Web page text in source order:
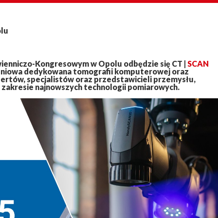
Kongresowym w Opolu odbędzie się CT | SCAN
dedykowana tomografii komputerowej oraz
specjalistów oraz przedstawicieli przemysłu,
najnowszych technologii pomiarowych.